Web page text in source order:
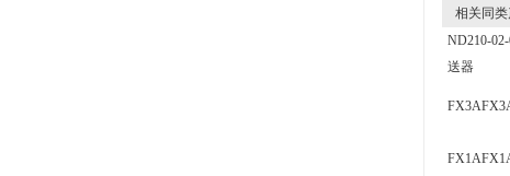
相关同类
ND210-
送器